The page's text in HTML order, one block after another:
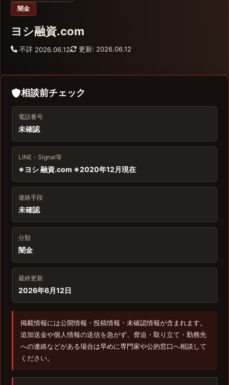
闇金
ヨシ融資.com
不詳 2026.06.12 更新: 2026.06.12
相談前チェック
電話番号
未確認
LINE・Signal等
※ヨシ 融資.com ※2020年12月現在
連絡手段
未確認
分類
闇金
最終更新
2026年6月12日
掲載情報には公開情報・投稿情報・未確認情報が含まれます。
追加送金や個人情報の送信を急がず、脅迫・取り立て・勤務先
への連絡などがある場合は早めに専門家や公的窓口へ相談して
ください。